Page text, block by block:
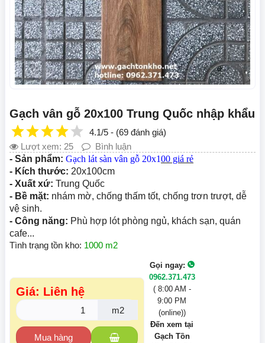
Gạch vân gỗ 20x100 Trung Quốc nhập khẩu
4.1/5 - (69 đánh giá)
Lượt xem: 25
Bình luận
- Sản phẩm: Gạch lát sàn vân gỗ 20x100 giá rẻ
- Kích thước: 20x100cm
- Xuất xứ: Trung Quốc
- Bề mặt: nhám mờ, chống thấm tốt, chống trơn trượt, dễ
vệ sinh.
- Công năng: Phù hợp lót phòng ngủ, khách sạn, quán
cafe...
Tình trạng tồn kho: 1000 m2
Giá: Liên hệ
m2
Mua hàng
Gọi ngay:
0962.371.473
( 8:00 AM -
9:00 PM
(online))
Đến xem tại
Gạch Tồn